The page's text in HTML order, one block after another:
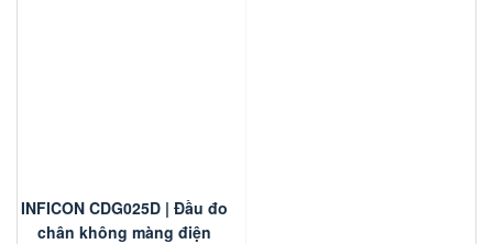
INFICON CDG025D | Đầu đo
chân không màng điện